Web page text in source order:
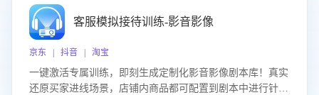
客服模拟接待训练-影音影像
京东 | 抖音 | 淘宝
一键激活专属训练，即刻生成定制化影音影像剧本库！真实
还原买家进线场景，店铺内商品都可配置到剧本中进行针对